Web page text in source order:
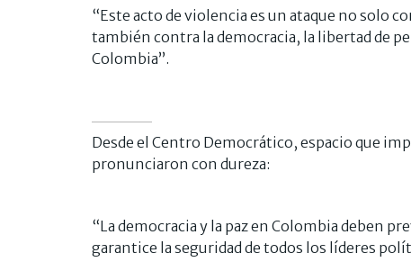
“Este acto de violencia es un ataque no solo
también contra la democracia, la libertad de
Colombia”.
Desde el Centro Democrático, espacio que
pronunciaron con dureza:
“La democracia y la paz en Colombia deben
garantice la seguridad de todos los líderes